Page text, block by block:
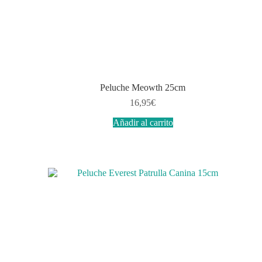
Peluche Meowth 25cm
16,95€
Añadir al carrito